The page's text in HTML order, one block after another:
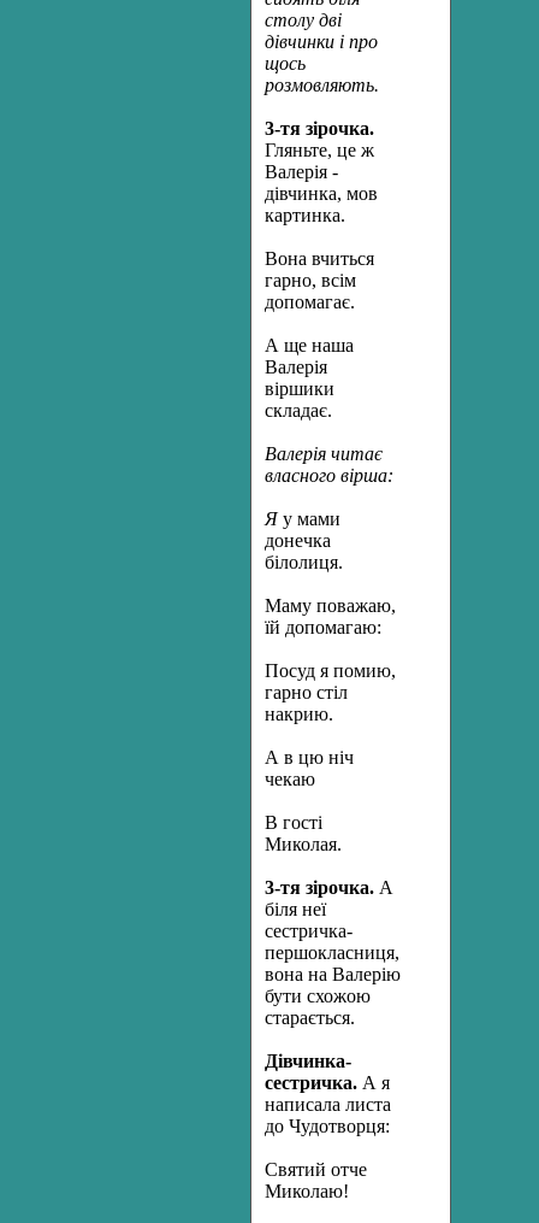
столу дві
дівчинки і про
щось
розмовляють.
3-тя зірочка.
Гляньте, це ж
Валерія -
дівчинка, мов
картинка.
Вона вчиться
гарно, всім
допомагає.
А ще наша
Валерія
віршики
складає.
Валерія читає
власного вірша:
Я у мами
донечка
білолиця.
Маму поважаю,
їй допомагаю:
Посуд я помию,
гарно стіл
накрию.
А в цю ніч
чекаю
В гості
Миколая.
3-тя зірочка. А
біля неї
сестричка-
першокласниця,
вона на Валерію
бути схожою
старається.
Дівчинка-
сестричка. А я
написала листа
до Чудотворця:
Святий отче
Миколаю!